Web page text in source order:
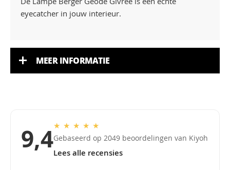
eyecatcher in jouw interieur.
MEER INFORMATIE
9,4★ ★ ★ ★ ★
Gebaseerd op 2049 beoordelingen van Kiyoh
Lees alle recensies